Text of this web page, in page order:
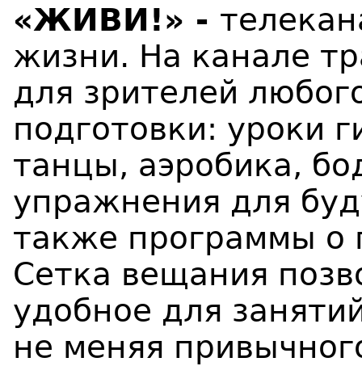
«ЖИВИ!» -
жизни. На канале
для зрителей
подготовки: уроки
танцы, аэробика,
упражнения для
также программы о
Сетка вещания
удобное для
не меняя